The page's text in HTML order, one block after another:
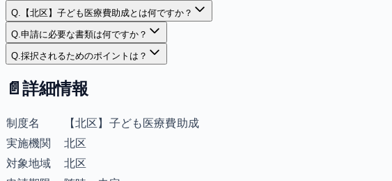
Q. 【北区】子ども医療費助成とは何ですか？
Q.申請に必要な書類は何ですか？
Q.採択されるためのポイントは？
📄 詳細情報
制度名
【北区】子ども医療費助成
実施機関
北区
対象地域
北区